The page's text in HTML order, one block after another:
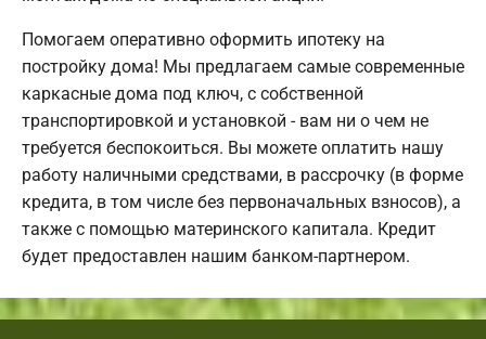
Помогаем оперативно оформить ипотеку на
постройку дома! Мы предлагаем самые современные
каркасные дома под ключ, с собственной
транспортировкой и установкой - вам ни о чем не
требуется беспокоиться. Вы можете оплатить нашу
работу наличными средствами, в рассрочку (в форме
кредита, в том числе без первоначальных взносов), а
также с помощью материнского капитала. Кредит
будет предоставлен нашим банком-партнером.